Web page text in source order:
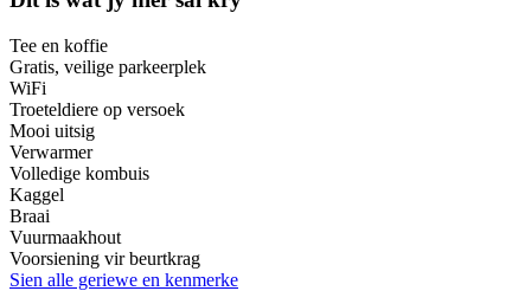
Tee en koffie
Gratis, veilige parkeerplek
WiFi
Troeteldiere op versoek
Mooi uitsig
Verwarmer
Volledige kombuis
Kaggel
Braai
Vuurmaakhout
Voorsiening vir beurtkrag
Sien alle geriewe en kenmerke